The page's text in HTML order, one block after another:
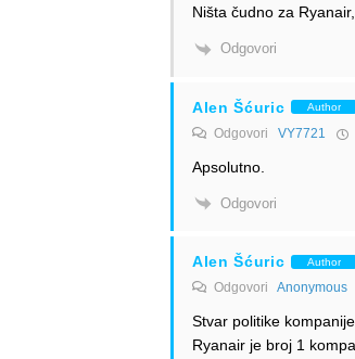
Ništa čudno za
Odgovori
Alen Šćuric Author
Odgovori VY7721
Apsolutno.
Odgovori
Alen Šćuric Author
Odgovori Anonymous
Stvar politike
Ryanair je broj 1